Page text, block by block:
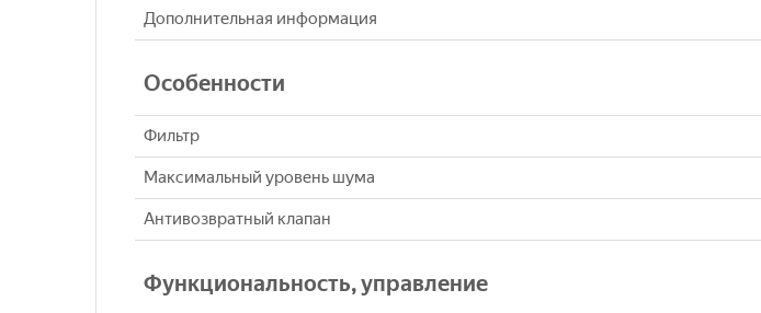
Дополнительная информация
Особенности
Фильтр
Максимальный уровень шума
Антивозвратный клапан
Функциональность, управление